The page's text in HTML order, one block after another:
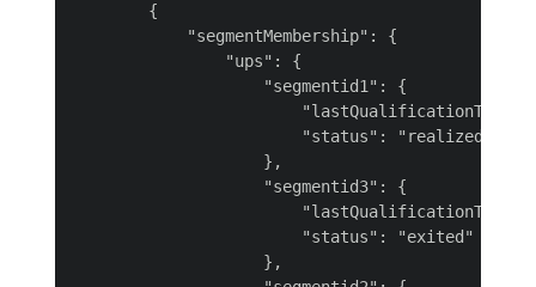
        {
            "segmentMembership": {
                "ups": {
                    "segmentid1": {
                        "status": "realized"
                    },
                    "segmentid3": {
                        "status": "exited"
                    },